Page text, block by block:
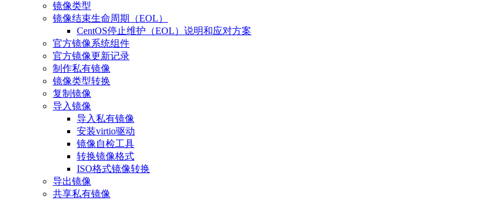
镜像类型
镜像结束生命周期（EOL）
CentOS停止维护（EOL）说明和应对方案
官方镜像系统组件
官方镜像更新记录
制作私有镜像
镜像类型转换
复制镜像
导入镜像
导入私有镜像
安装virtio驱动
镜像自检工具
转换镜像格式
ISO格式镜像转换
导出镜像
共享私有镜像